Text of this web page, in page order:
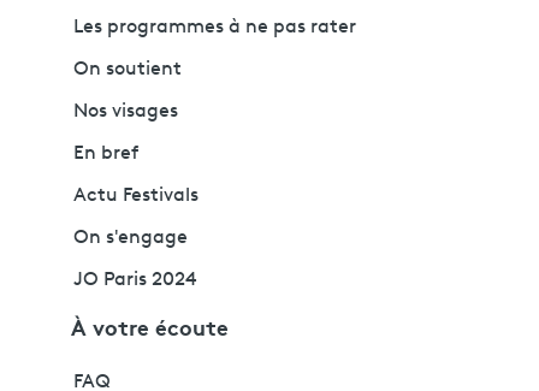
Les programmes à ne pas rater
On soutient
Nos visages
En bref
Actu Festivals
On s'engage
JO Paris 2024
À votre écoute
FAQ